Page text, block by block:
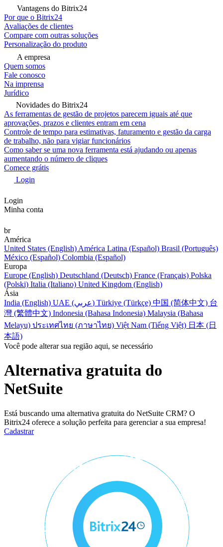
Vantagens do Bitrix24
Por que o Bitrix24
Avaliações de clientes
Compare com outras soluções
Personalização do produto
A empresa
Quem somos
Fale conosco
Na imprensa
Jurídico
Novidades do Bitrix24
As ferramentas de gestão de projetos parecem iguais até que
aprovações, prazos e clientes entram em cena
Controle de tempo para estimativas, faturamento e gestão da carga
de trabalho, não para vigiar funcionários
Como saber se uma nova ferramenta está ajudando ou apenas
aumentando o número de cliques
Comece grátis
Login
Login
Minha conta
br
América
United States (English) América Latina (Español) Brasil (Português)
México (Español) Colombia (Español)
Europa
Europe (English) Deutschland (Deutsch) France (Français) Polska
(Polski) Italia (Italiano) United Kingdom (English)
Ásia
India (English)
UAE (عربي) Türkiye (Türkçe) 中国 (简体中文) 台
灣 (繁體中文) Indonesia (Bahasa Indonesia) Malaysia (Bahasa
Melayu) ประเทศไทย (ภาษาไทย) Việt Nam (Tiếng Việt) 日本 (日
本語)
Você pode alterar sua região aqui, se necessário
Alternativa gratuita do
NetSuite
Está buscando uma alternativa gratuita do NetSuite CRM? O
Bitrix24 oferece a solução perfeita para gerenciar a sua empresa!
Cadastrar